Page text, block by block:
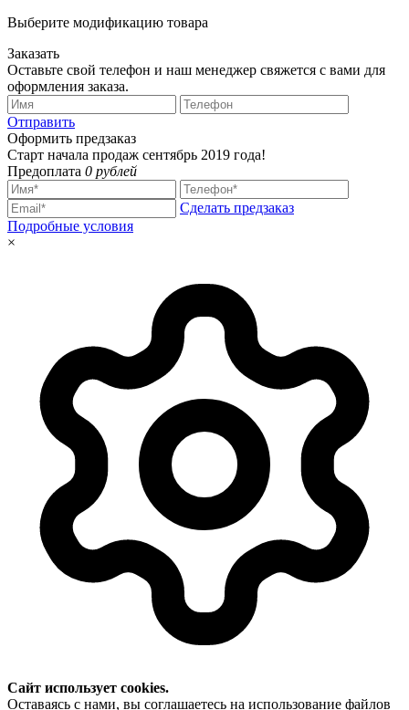
Выберите модификацию товара
Заказать
Оставьте свой телефон и наш менеджер свяжется с вами для
оформления заказа.
Отправить
Оформить предзаказ
Старт начала продаж сентябрь 2019 года!
Предоплата 0 рублей
Сделать предзаказ
Подробные условия
×
Сайт использует cookies.
Оставаясь с нами, вы соглашаетесь на использование файлов